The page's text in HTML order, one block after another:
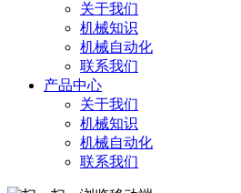
关于我们
机械知识
机械自动化
联系我们
产品中心
关于我们
机械知识
机械自动化
联系我们